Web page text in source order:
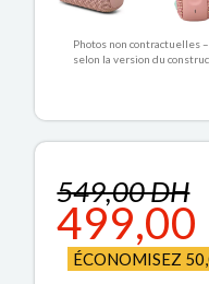
Photos non
selon la version du
549,00 DH
499,00
ÉCONOMISEZ